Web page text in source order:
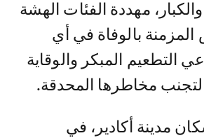
مهددة الفئات الهشة
بالوفاة في أي
التطعيم المبكر والوقاية
مخاطرها المحدقة.
مدينة أكادير، في